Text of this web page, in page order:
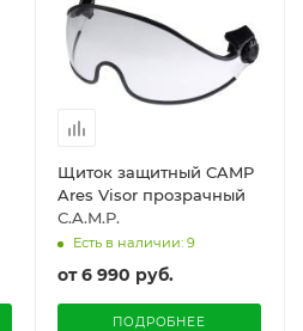
Щиток защитный CAMP
Ares Visor прозрачный
C.A.M.P.
Есть в наличии: 9
от6 990 руб.
ПОДРОБНЕЕ